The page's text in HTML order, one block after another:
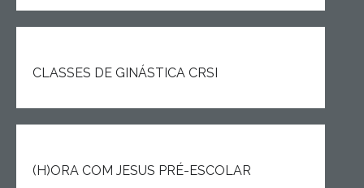
CLASSES DE GINÁSTICA CRSI
(H)ORA COM JESUS PRÉ-ESCOLAR